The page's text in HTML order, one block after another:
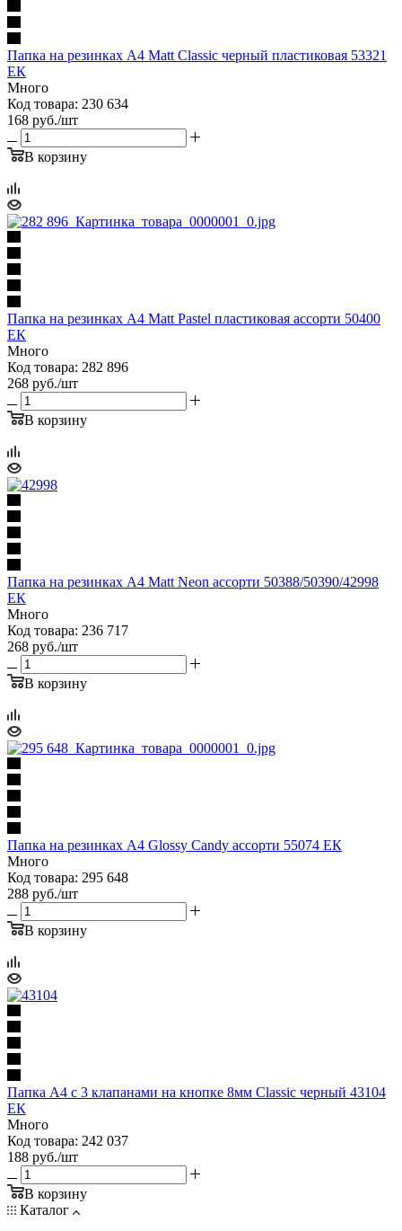
Папка на резинках А4 Matt Classic черный пластиковая 53321
ЕК
Много
Код товара: 230 634
168 руб./шт
В корзину
Папка на резинках A4 Matt Pastel пластиковая ассорти 50400
ЕК
Много
Код товара: 282 896
268 руб./шт
В корзину
Папка на резинках А4 Matt Neon ассорти 50388/50390/42998
ЕК
Много
Код товара: 236 717
268 руб./шт
В корзину
Папка на резинках А4 Glossy Candy ассорти 55074 ЕК
Много
Код товара: 295 648
288 руб./шт
В корзину
Папка А4 с 3 клапанами на кнопке 8мм Classic черный 43104
ЕК
Много
Код товара: 242 037
188 руб./шт
В корзину
Каталог